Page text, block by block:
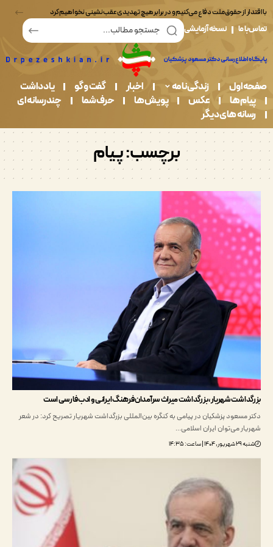
از حقوق ملت دفاع می‌کنیم و در برابر هیچ تهدیدی عقب‌نشینی نخواهیم کرد
نسخه آزمایشی
زندگی نامه اخبار گفت و گو
یادداشت
ها
عکس پویش ها حرف شما
چندرسانه ای
های دیگر
برچسب:پیام
شهریار، بزرگداشت میراث سرآمدان فرهنگ ایرانی و ادب فارسی است
پزشکیان در پیامی به کنگره بین‌‌المللی بزرگداشت شهریار تصریح کرد: در شعر
می‌توان ایران اسلامی…